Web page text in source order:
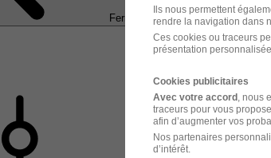
Fermer
Ils nous permettent
rendre la navigation dans
Ces cookies ou traceurs
présentation
Cookies publicitaires
Avec votre accord, nous
traceurs pour vous
afin d’augmenter vos
Nos partenaires
d’intérêt.